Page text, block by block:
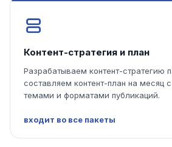
Контент-стратегия и план
Разрабатываем контент-стратегию
составляем контент-план на месяц
темами и форматами публикаций.
входит во все пакеты